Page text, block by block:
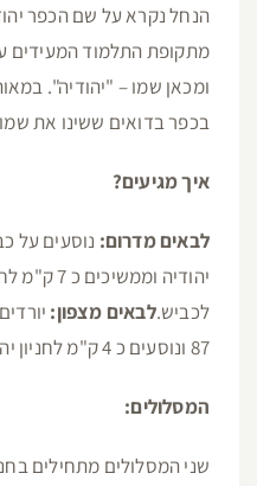
הנחל נקרא על שם הכפר
מתקופת התלמוד המעידים
בכפר בדואים ששינו את
איך מגיעים?
לבאים מדרום:
יהודיה
לכביש.לבאים מצפון:
87 ונוסעים כ 4 ק"מ לחניון יהודיה מימין הדרך.
המסלולים:
שני המסלולים מתחילים